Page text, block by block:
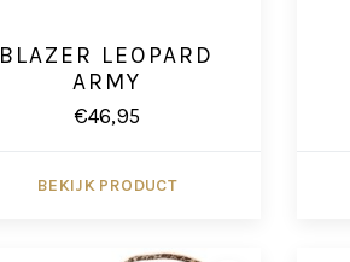
BLAZER LEOPARD
ARMY
€46,95
BEKIJK PRODUCT